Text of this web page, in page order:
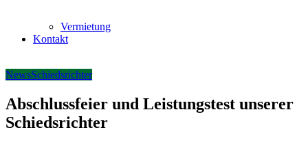
Vermietung
Kontakt
NewsSchiedsrichter
Abschlussfeier und Leistungstest unserer
Schiedsrichter